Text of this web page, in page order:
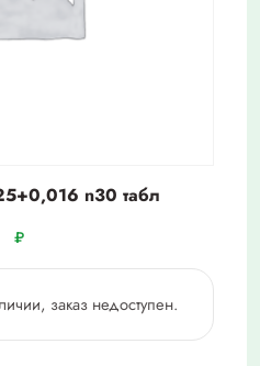
n30 табл
₽
заказ недоступен.